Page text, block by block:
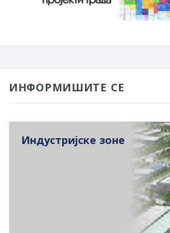
ИНФОРМИШИТЕ СЕ
Индустријске зоне